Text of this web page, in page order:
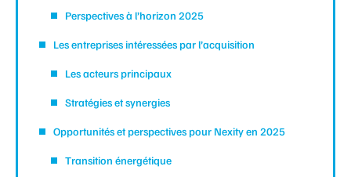
Perspectives à l’horizon 2025
Les entreprises intéressées par l’acquisition
Les acteurs principaux
Stratégies et synergies
Opportunités et perspectives pour Nexity en 2025
Transition énergétique